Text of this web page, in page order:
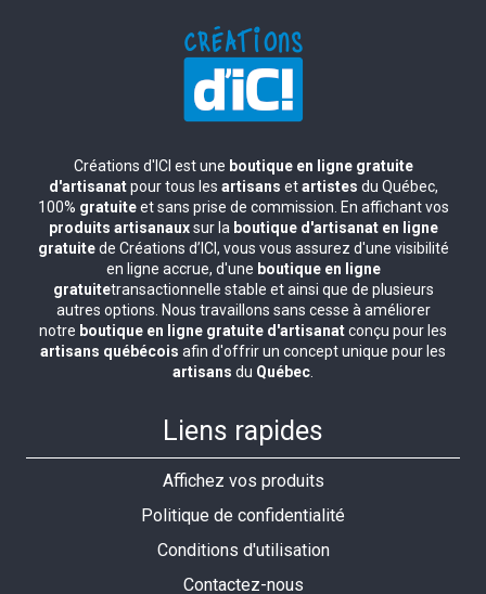
Créations d'ICI est une boutique en ligne gratuite
d'artisanatpour tous les artisans etartistes du Québec,
100% gratuiteet sans prise de commission. En affichant vos
produits artisanauxsur la boutique d'artisanat en ligne
gratuitede Créations d’ICI, vous vous assurez d'une visibilité
en ligne accrue, d'une boutique en ligne
gratuitetransactionnelle stable et ainsi que de plusieurs
autres options. Nous travaillons sans cesse à améliorer
notre boutique en ligne gratuite d'artisanatconçu pour les
artisans québécois afin d'offrir un concept unique pour les
artisans du Québec
Liens rapides
Affichez vos produits
Politique de confidentialité
Conditions d'utilisation
Contactez-nous